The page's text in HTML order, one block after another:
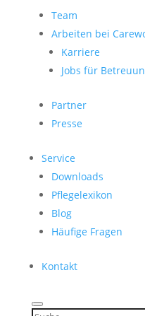
Team
Arbeiten bei
Karriere
Jobs für
Partner
Presse
Service
Downloads
Pflegelexikon
Blog
Häufige Fragen
Kontakt